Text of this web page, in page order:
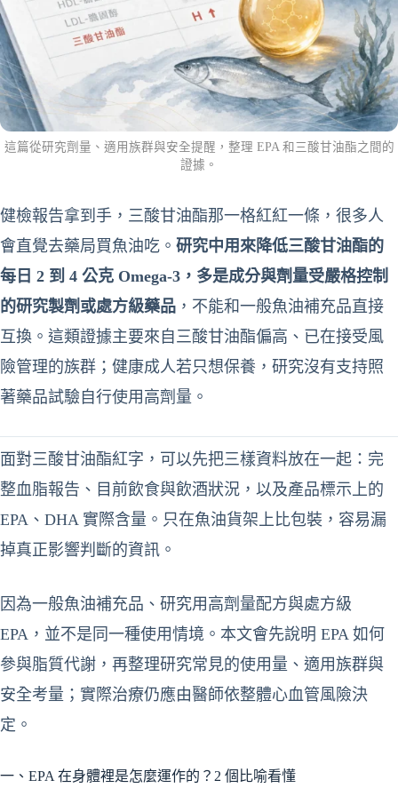
這篇從研究劑量、適用族群與安全提醒，整理 EPA 和三酸甘油酯之間的
證據。
健檢報告拿到手，三酸甘油酯那一格紅紅一條，很多人
會直覺去藥局買魚油吃。 研究中用來降低三酸甘油酯的
每日 2 到 4 公克 Omega-3，多是成分與劑量受嚴格控制
的研究製劑或處方級藥品 ，不能和一般魚油補充品直接
互換。這類證據主要來自三酸甘油酯偏高、已在接受風
險管理的族群；健康成人若只想保養，研究沒有支持照
著藥品試驗自行使用高劑量。
面對三酸甘油酯紅字，可以先把三樣資料放在一起：完
整血脂報告、目前飲食與飲酒狀況，以及產品標示上的
EPA、DHA 實際含量。只在魚油貨架上比包裝，容易漏
掉真正影響判斷的資訊。
因為一般魚油補充品、研究用高劑量配方與處方級
EPA，並不是同一種使用情境。本文會先說明 EPA 如何
參與脂質代謝，再整理研究常見的使用量、適用族群與
安全考量；實際治療仍應由醫師依整體心血管風險決
定。
一、EPA 在身體裡是怎麼運作的？2 個比喻看懂